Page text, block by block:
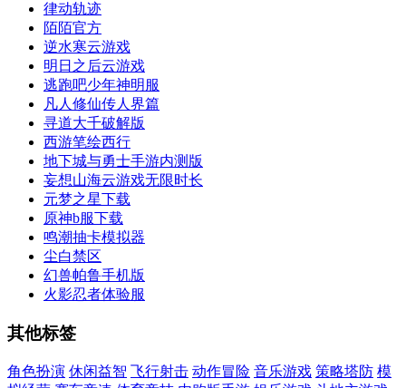
律动轨迹
陌陌官方
逆水寒云游戏
明日之后云游戏
逃跑吧少年神明服
凡人修仙传人界篇
寻道大千破解版
西游笔绘西行
地下城与勇士手游内测版
妄想山海云游戏无限时长
元梦之星下载
原神b服下载
鸣潮抽卡模拟器
尘白禁区
幻兽帕鲁手机版
火影忍者体验服
其他标签
角色扮演 休闲益智 飞行射击 动作冒险 音乐游戏 策略塔防 模